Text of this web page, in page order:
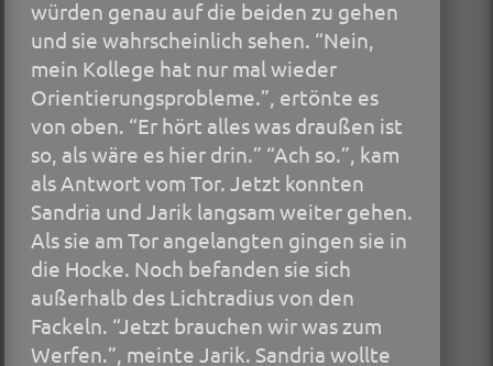
würden genau auf die beiden zu gehen
und sie wahrscheinlich sehen. “Nein,
mein Kollege hat nur mal wieder
Orientierungsprobleme.”, ertönte es
von oben. “Er hört alles was draußen ist
so, als wäre es hier drin.” “Ach so.”, kam
als Antwort vom Tor. Jetzt konnten
Sandria und Jarik langsam weiter gehen.
Als sie am Tor angelangten gingen sie in
die Hocke. Noch befanden sie sich
außerhalb des Lichtradius von den
Fackeln. “Jetzt brauchen wir was zum
Werfen.”, meinte Jarik. Sandria wollte